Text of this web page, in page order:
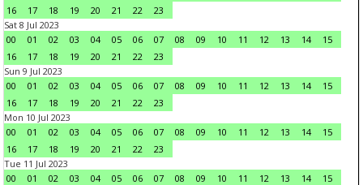
16
17 18 19 20 21 22
23
Sat 8 Jul 2023
00
01 02 03 04 05 06 07 08 09 10 11 12 13 14
15
16
17 18 19 20 21 22
23
Sun 9 Jul 2023
00
01 02 03 04 05 06 07 08 09 10 11 12 13 14
15
16
17 18 19 20 21 22
23
Mon 10 Jul 2023
00
01 02 03 04 05 06 07 08 09 10 11 12 13 14
15
16
17 18 19 20 21 22
23
Tue 11 Jul 2023
00
01 02 03 04 05 06 07 08 09 10 11 12 13 14
15